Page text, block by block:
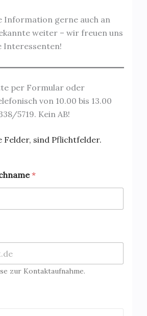
Information gerne auch an
weiter – wir freuen uns
Interessenten!
per Formular oder
von 10.00 bis 13.00
5719. Kein AB!
sind Pflichtfelder.
*
zur Kontaktaufnahme.